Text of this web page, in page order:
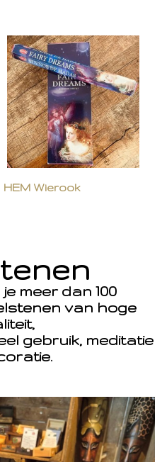
HEM Wierook
meer dan 100
van hoge
gebruik, meditatie